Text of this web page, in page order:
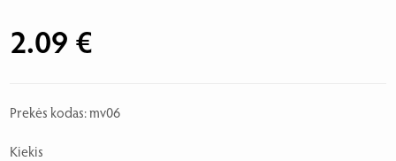
2.09 €
Prekės kodas: mv06
Kiekis